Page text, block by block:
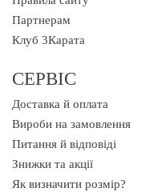
Партнерам
Клуб 3Карата
СЕРВІС
Доставка й оплата
Вироби на замовлення
Питання й відповіді
Знижки та акції
Як визначити розмір?